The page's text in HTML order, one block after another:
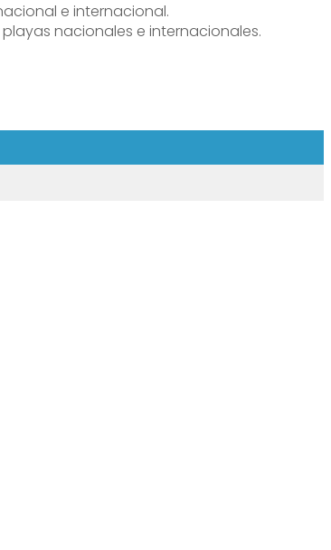
e internacional.
nacionales e internacionales.